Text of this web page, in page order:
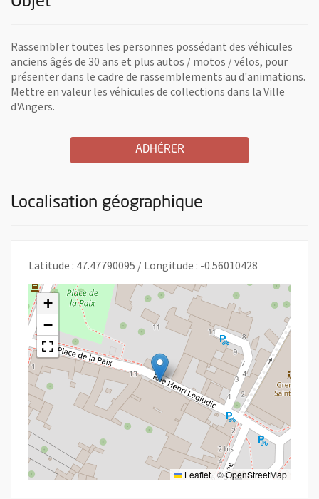
Rassembler toutes les personnes possédant des véhicules
anciens âgés de 30 ans et plus autos / motos / vélos, pour
présenter dans le cadre de rassemblements au d'animations.
Mettre en valeur les véhicules de collections dans la Ville
d'Angers.
ADHÉRERA L'ASSOCIATION BMC
, OUVRE UNE NOUVELLE
Localisation géographique
Latitude : 47.47790095 / Longitude : -0.56010428
+
−
Leaflet |©OpenStreetMap